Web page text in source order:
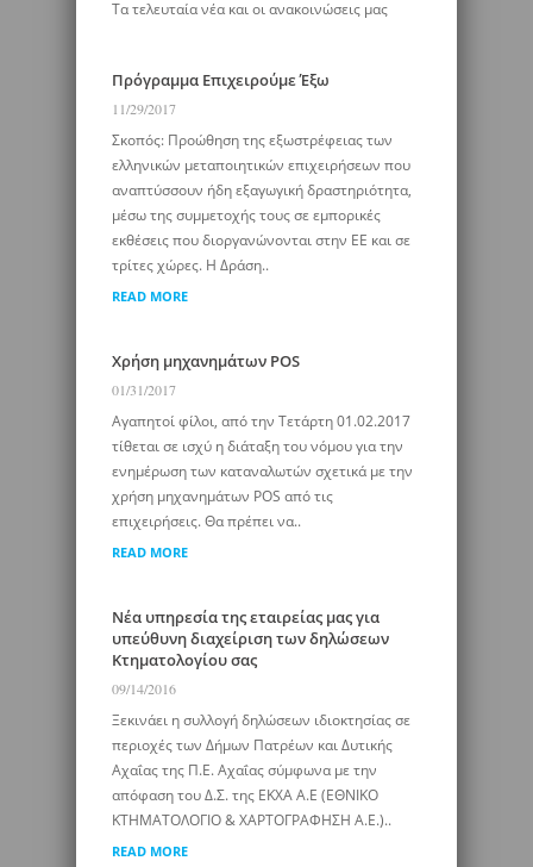
Τα τελευταία νέα και οι ανακοινώσεις μας
Πρόγραμμα Επιχειρούμε Έξω
11/29/2017
Σκοπός: Προώθηση της εξωστρέφειας των
ελληνικών μεταποιητικών επιχειρήσεων που
αναπτύσσουν ήδη εξαγωγική δραστηριότητα,
μέσω της συμμετοχής τους σε εμπορικές
εκθέσεις που διοργανώνονται στην ΕΕ και σε
τρίτες χώρες. Η Δράση..
READ MORE
Χρήση μηχανημάτων POS
01/31/2017
Αγαπητοί φίλοι, από την Τετάρτη 01.02.2017
τίθεται σε ισχύ η διάταξη του νόμου για την
ενημέρωση των καταναλωτών σχετικά με την
χρήση μηχανημάτων POS από τις
επιχειρήσεις. Θα πρέπει να..
READ MORE
Νέα υπηρεσία της εταιρείας μας για
υπεύθυνη διαχείριση των δηλώσεων
Κτηματολογίου σας
09/14/2016
Ξεκινάει η συλλογή δηλώσεων ιδιοκτησίας σε
περιοχές των Δήμων Πατρέων και Δυτικής
Αχαΐας της Π.Ε. Αχαΐας σύμφωνα με την
απόφαση του Δ.Σ. της ΕΚΧΑ Α.Ε (ΕΘΝΙΚΟ
ΚΤΗΜΑΤΟΛΟΓΙΟ & ΧΑΡΤΟΓΡΑΦΗΣΗ Α.Ε.)..
READ MORE